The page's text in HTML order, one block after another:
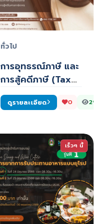
ทั่วไป
การอุทธรณ์ภาษี และ
การสู้คดีภาษี (Tax
Appeal and Li…
ดูรายละเอียด 0 294
เร็วๆ นี้